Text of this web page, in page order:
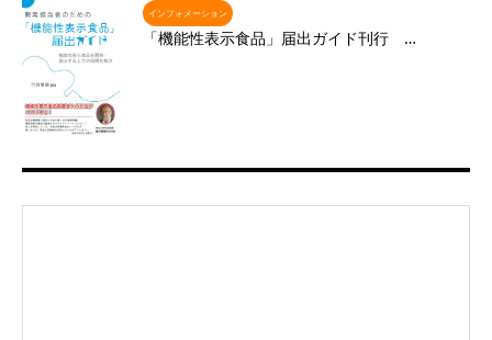
インフォメーション
「機能性表示食品」届出ガイド刊行 …